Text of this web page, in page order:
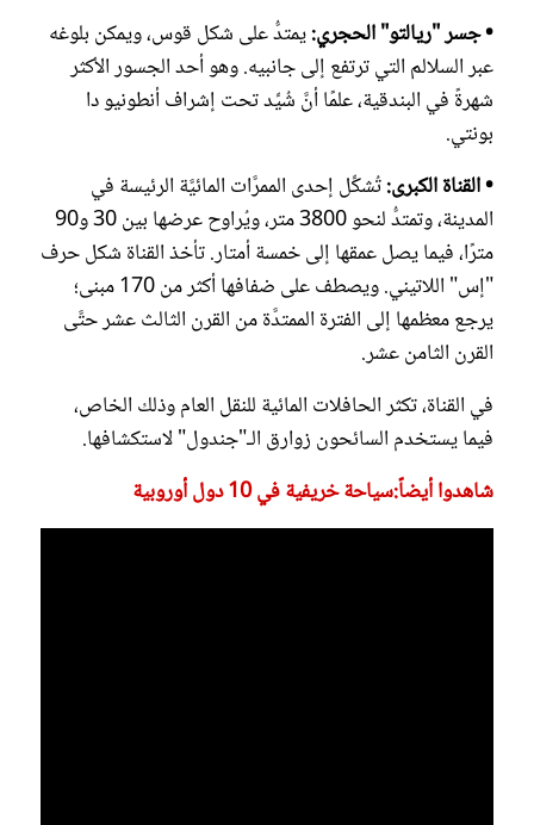
• جسر "ريالتو" الحجري:يمتدُّ على شكل قوس، ويمكن بلوغه
عبر السلالم التي ترتفع إلى جانبيه. وهو أحد الجسور الأكثر
شهرةً في البندقية، علمًا أنَّ شُيِّد تحت إشراف أنطونيو دا
بونتي.
• القناة الكبرى:تُشكِّل إحدى الممرَّات المائيَّة الرئيسة في
المدينة، وتمتدُّ لنحو 3800 متر، ويُراوح عرضها بين 30 و90
مترًا، فيما يصل عمقها إلى خمسة أمتار. تأخذ القناة شكل حرف
"إس" اللاتيني. ويصطف على ضفافها أكثر من 170 مبنى؛
يرجع معظمها إلى الفترة الممتدَّة من القرن الثالث عشر حتَّى
القرن الثامن عشر.
في القناة، تكثر الحافلات المائية للنقل العام وذلك الخاص،
فيما يستخدم السائحون زوارق الـ"جندول" لاستكشافها.
شاهدوا أيضاً:سياحة خريفية في 10 دول أوروبية